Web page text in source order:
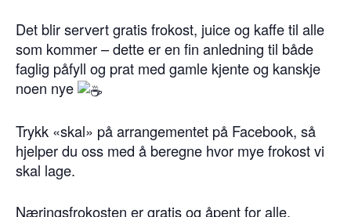
Det blir servert gratis frokost, juice og kaffe til alle
som kommer – dette er en fin anledning til både
faglig påfyll og prat med gamle kjente og kanskje
noen nye
Trykk «skal» på arrangementet på Facebook, så
hjelper du oss med å beregne hvor mye frokost vi
skal lage.
Næringsfrokosten er gratis og åpent for alle.